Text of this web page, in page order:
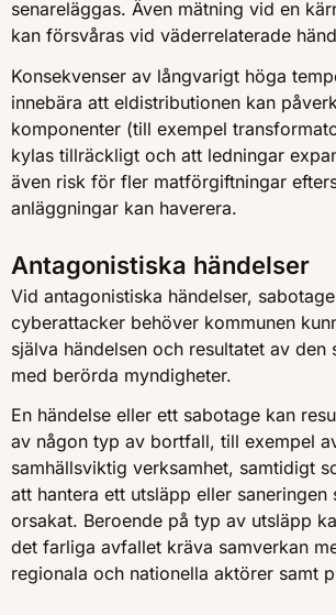
senareläggas. Även mätning vid en
kan försvåras vid väderrelaterade
Konsekvenser av långvarigt höga
innebära att eldistributionen kan
komponenter (till exempel
kylas tillräckligt och att ledningar
även risk för fler matförgiftningar
anläggningar kan haverera.
Antagonistiska händelser
Vid antagonistiska händelser,
cyberattacker behöver kommunen
själva händelsen och resultatet av den
med berörda myndigheter.
En händelse eller ett sabotage kan
av någon typ av bortfall, till exempel
samhällsviktig verksamhet, samtidigt
att hantera ett utsläpp eller saneringen
orsakat. Beroende på typ av utsläpp
det farliga avfallet kräva samverkan
regionala och nationella aktörer samt